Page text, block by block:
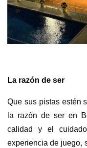
La razón de ser
Que sus pistas estén
la razón de ser en
calidad y el
experiencia de juego,